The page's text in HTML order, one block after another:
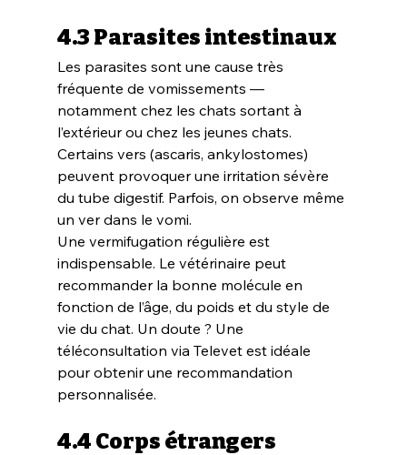
4.3 Parasites intestinaux
Les parasites sont une cause très
fréquente de vomissements —
notamment chez les chats sortant à
l’extérieur ou chez les jeunes chats.
Certains vers (ascaris, ankylostomes)
peuvent provoquer une irritation sévère
du tube digestif. Parfois, on observe même
un ver dans le vomi.
Une vermifugation régulière est
indispensable. Le vétérinaire peut
recommander la bonne molécule en
fonction de l’âge, du poids et du style de
vie du chat. Un doute ? Une
téléconsultation via Televet est idéale
pour obtenir une recommandation
personnalisée.
4.4 Corps étrangers